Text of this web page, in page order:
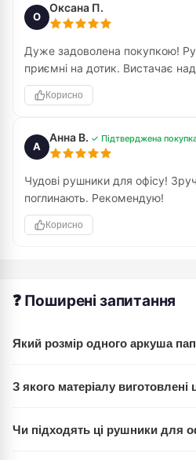
О
Оксана П.
Дуже задоволена покупкою!
приємні на дотик. Вистачає
Корисно
А
Анна В. ✓ Підтверджена
Чудові рушники для офісу!
поглинають. Рекомендую!
Корисно
❓ Поширені запитання
Який розмір одного аркуша
становить 220х230 мм.
З якого матеріалу виготовлені
Чи підходять ці рушники для